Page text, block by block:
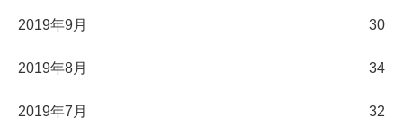
2019年9月 30
2019年8月 34
2019年7月 32